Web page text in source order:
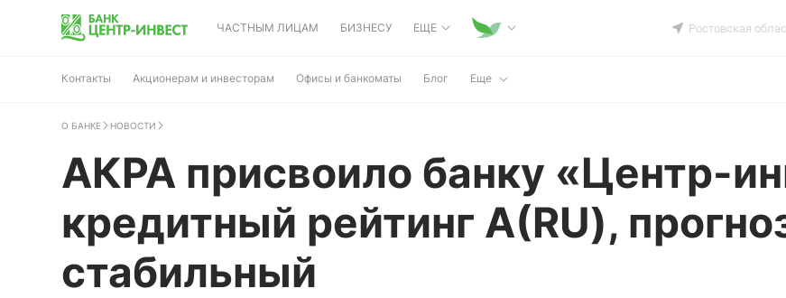
ЧАСТНЫМ ЛИЦАМ БИЗНЕСУ ЕЩЕ Ростовская
Контакты Акционерам и инвесторам Офисы и банкоматы Блог Еще
О БАНКЕ НОВОСТИ
АКРА присвоило банку «Центр-
кредитный рейтинг А(RU),
стабильный